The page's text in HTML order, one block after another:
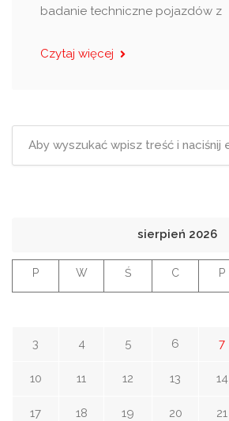
badanie techniczne pojazdów z
Czytaj więcej
sierpień 2026
P W Ś C P
3 4 5 6 7
10 11 12 13 14
17 18 19 20 21